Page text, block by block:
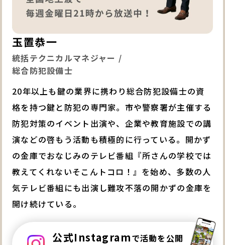
玉置恭一
統括テクニカルマネジャー /
総合防犯設備士
20年以上も鍵の業界に携わり総合防犯設備士の資
格を持つ鍵と防犯の専門家。市や警察署が主催する
防犯対策のイベント出演や、企業や教育施設での講
演などの啓もう活動も積極的に行っている。開かず
の金庫でおなじみのテレビ番組『所さんの学校では
教えてくれないそこんトコロ！』を始め、多数の人
気テレビ番組にも出演し難攻不落の開かずの金庫を
開け続けている。
公式Instagramで活動を公開